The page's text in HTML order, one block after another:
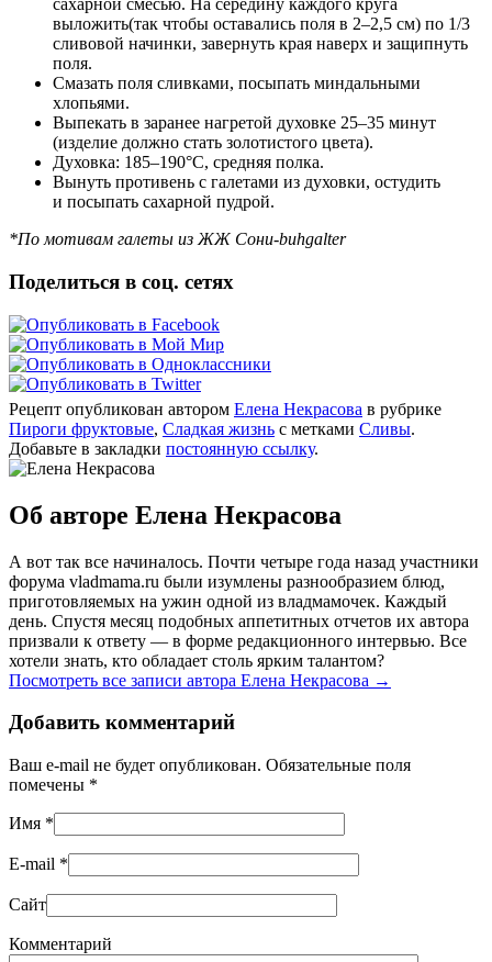
сахарной смесью. На середину каждого круга
выложить(так чтобы оставались поля в 2–2,5 см) по 1/3
сливовой начинки, завернуть края наверх и защипнуть
поля.
Смазать поля сливками, посыпать миндальными
хлопьями.
Выпекать в заранее нагретой духовке 25–35 минут
(изделие должно стать золотистого цвета).
Духовка: 185–190°С, средняя полка.
Вынуть противень с галетами из духовки, остудить
и посыпать сахарной пудрой.
*По мотивам галеты из ЖЖ Сони-buhgalter
Поделиться в соц. сетях
Рецепт опубликован автором Елена Некрасова в рубрике
Пироги фруктовые, Сладкая жизнь с метками Сливы.
Добавьте в закладки постоянную ссылку.
Об авторе Елена Некрасова
А вот так все начиналось. Почти четыре года назад участники
форума vladmama.ru были изумлены разнообразием блюд,
приготовляемых на ужин одной из владмамочек. Каждый
день. Спустя месяц подобных аппетитных отчетов их автора
призвали к ответу — в форме редакционного интервью. Все
хотели знать, кто обладает столь ярким талантом?
Посмотреть все записи автора Елена Некрасова →
Добавить комментарий
Ваш e-mail не будет опубликован. Обязательные поля
помечены *
Имя *
E-mail *
Сайт
Комментарий